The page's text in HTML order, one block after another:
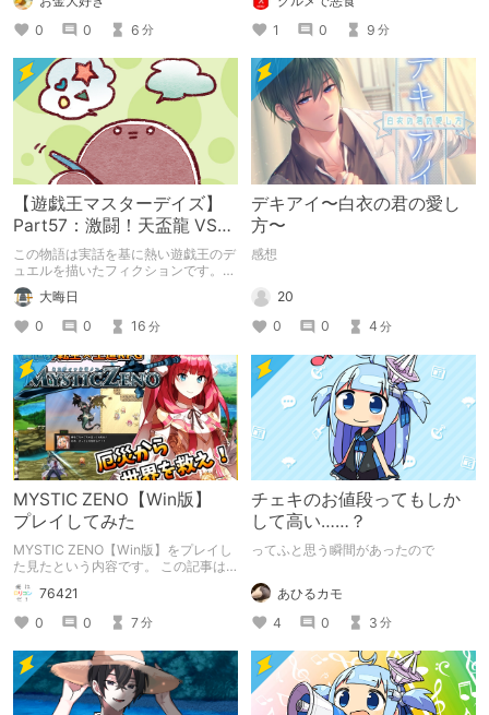
0
0 6 分
お送りします。ねくすと5月のテーマ
「お出かけの記録」。
1
0 9 分
【遊戯王マスターデイズ】
Part57：激闘！天盃龍 VS
千年D【架空デュエル】
この物語は実話を基に熱い遊戯王のデ
ュエルを描いたフィクションです。
（自分用メモ：2025-05-14）
大晦日
0
0 16 分
デキアイ〜白衣の君の愛し
方〜
感想
20
0
0 4 分
MYSTIC ZENO【Win版】
プレイしてみた
MYSTIC ZENO【Win版】をプレイし
た見たという内容です。 この記事は
通常のクリエイターズ記事です。
76421
0
0 7分
チェキのお値段ってもしか
して高い……？
ってふと思う瞬間があったので
あひるカモ
4
0 3 分